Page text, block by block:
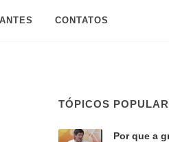
CONTATOS
TÓPICOS
Por que a